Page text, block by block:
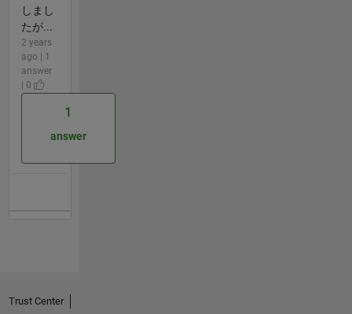
しまし
たが...
2 years
ago | 1
answer
| 0
1
answer
Trust Center